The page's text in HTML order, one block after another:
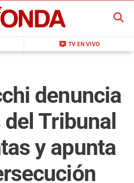
live_tv TV EN VIVO
BUSCAR
denuncia
Tribunal
y apunta